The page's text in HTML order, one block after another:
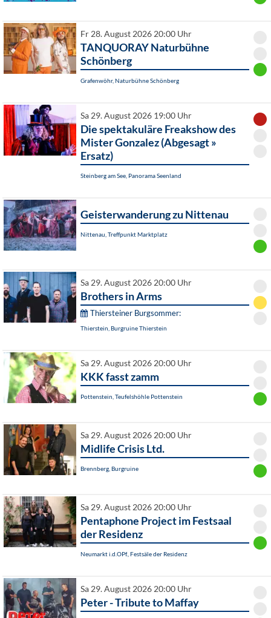
Fr 28. August 2026 20:00 Uhr
TANQUORAY Naturbühne
Schönberg
Grafenwöhr, Naturbühne Schönberg
Sa 29. August 2026 19:00 Uhr
Die spektakuläre Freakshow des
Mister Gonzalez (Abgesagt »
Ersatz)
Steinberg am See, Panorama Seenland
Geisterwanderung zu Nittenau
Nittenau, Treffpunkt Marktplatz
Sa 29. August 2026 20:00 Uhr
Brothers in Arms
Thiersteiner Burgsommer:
Thierstein, Burgruine Thierstein
Sa 29. August 2026 20:00 Uhr
KKK fasst zamm
Pottenstein, Teufelshöhle Pottenstein
Sa 29. August 2026 20:00 Uhr
Midlife Crisis Ltd.
Brennberg, Burgruine
Sa 29. August 2026 20:00 Uhr
Pentaphone Project im Festsaal
der Residenz
Neumarkt i.d.OPf., Festsäle der Residenz
Sa 29. August 2026 20:00 Uhr
Peter - Tribute to Maffay